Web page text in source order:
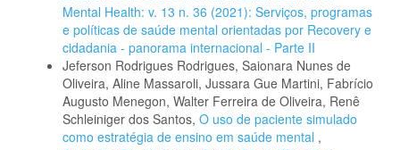
Mental Health: v. 13 n. 36 (2021): Serviços, programas
e políticas de saúde mental orientadas por Recovery e
cidadania - panorama internacional - Parte II
Jeferson Rodrigues Rodrigues, Saionara Nunes de
Oliveira, Aline Massaroli, Jussara Gue Martini, Fabrício
Augusto Menegon, Walter Ferreira de Oliveira, Renê
Schleiniger dos Santos, O uso de paciente simulado
como estratégia de ensino em saúde mental ,